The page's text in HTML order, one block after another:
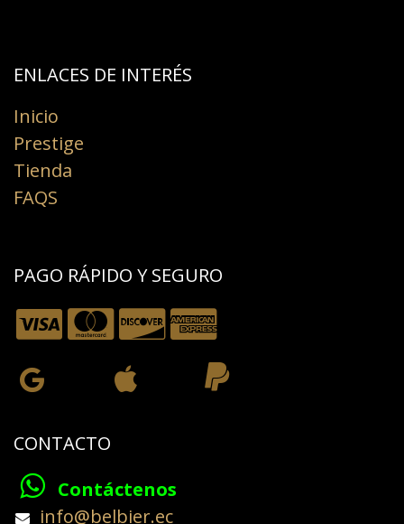
ENLACES DE INTERÉS​
Inicio
Prestige
Tienda
FAQS
PAGO RÁPIDO Y SEGURO
CONTACTO
Contáctenos
​info@belbier.ec​